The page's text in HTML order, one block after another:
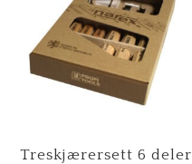
Treskjærersett 6 deler